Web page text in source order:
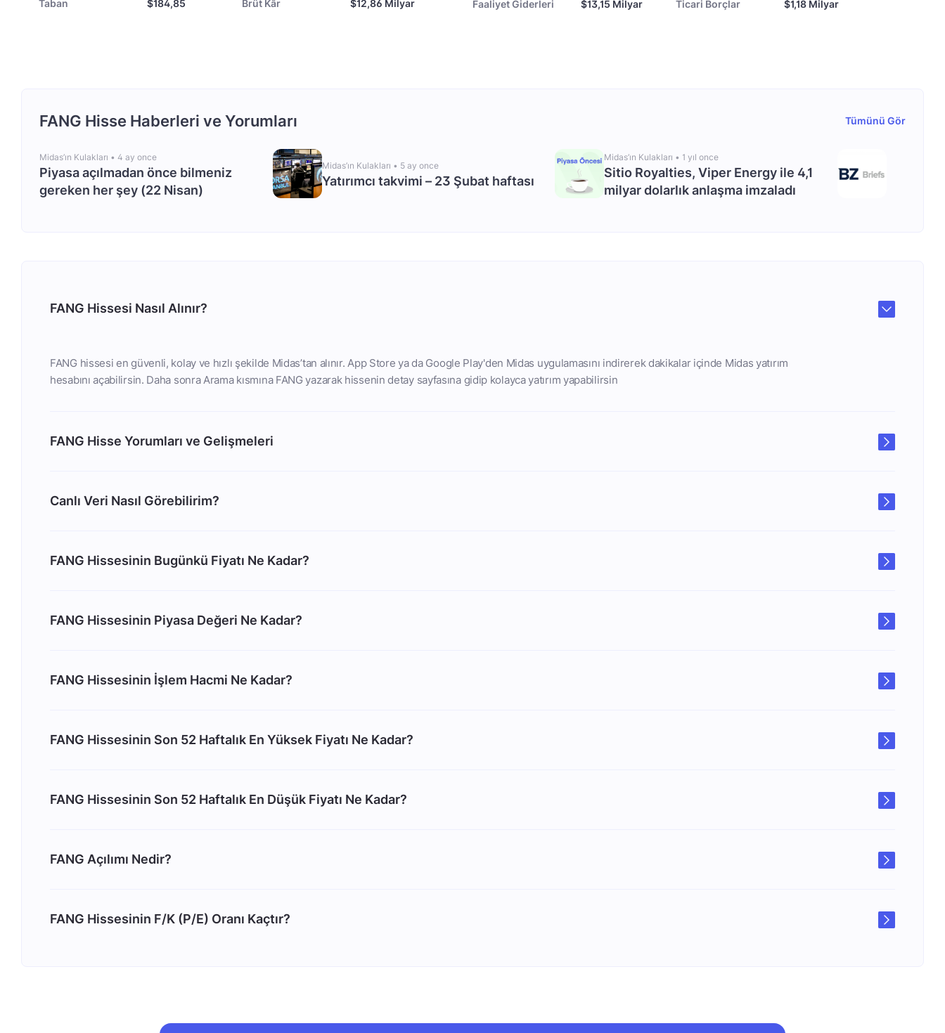
Taban
$184,85 Brüt Kâr $12,86 Milyar
Faaliyet Giderleri
$13,15 Milyar Ticari Borçlar $1,18 Milyar
FANG Hisse Haberleri ve Yorumları Tümünü Gör
Midas’ın Kulakları • 4 ay once
Piyasa açılmadan önce bilmeniz
gereken her şey (22 Nisan)
Midas’ın Kulakları • 5 ay once
Yatırımcı takvimi – 23 Şubat haftası
Midas’ın Kulakları • 1 yıl once
Sitio Royalties, Viper Energy ile 4,1
milyar dolarlık anlaşma imzaladı
FANG Hissesi Nasıl Alınır?
FANG hissesi en güvenli, kolay ve hızlı şekilde Midas’tan alınır. App Store ya da Google Play'den Midas uygulamasını indirerek dakikalar içinde Midas yatırım
hesabını açabilirsin. Daha sonra Arama kısmına FANG yazarak hissenin detay sayfasına gidip kolayca yatırım yapabilirsin
FANG Hisse Yorumları ve Gelişmeleri
Canlı Veri Nasıl Görebilirim?
FANG Hissesinin Bugünkü Fiyatı Ne Kadar?
FANG Hissesinin Piyasa Değeri Ne Kadar?
FANG Hissesinin İşlem Hacmi Ne Kadar?
FANG Hissesinin Son 52 Haftalık En Yüksek Fiyatı Ne Kadar?
FANG Hissesinin Son 52 Haftalık En Düşük Fiyatı Ne Kadar?
FANG Açılımı Nedir?
FANG Hissesinin F/K (P/E) Oranı Kaçtır?